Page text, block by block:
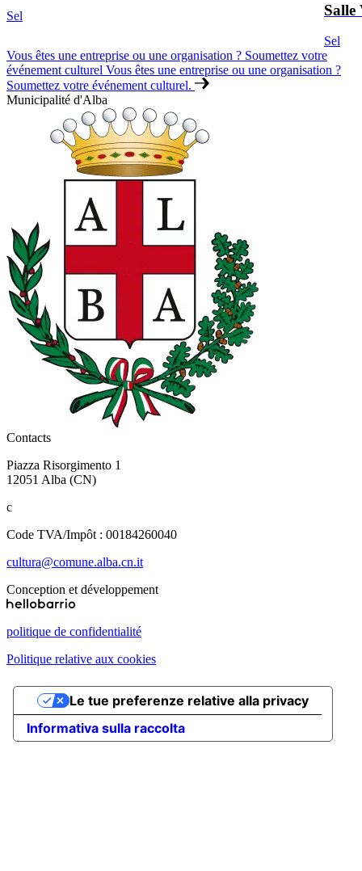
Sel
Sel
Vous êtes une entreprise ou une organisation ? Soumettez votre
événement culturel Vous êtes une entreprise ou une organisation ?
Soumettez votre événement culturel.
Municipalité d'Alba
Contacts
Piazza Risorgimento 1
12051 Alba (CN)
c
Code TVA/Impôt : 00184260040
cultura@comune.alba.cn.it
Conception et développement
politique de confidentialité
Politique relative aux cookies
Informativa sulla raccolta
Le tue preferenze relative alla privacy